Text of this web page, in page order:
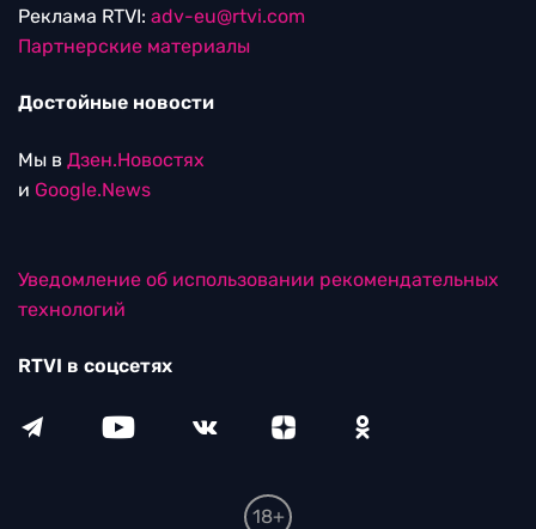
Реклама RTVI: adv-eu@rtvi.com
Партнерские материалы
Достойные новости
Мы в Дзен.Новостях
и Google.News
Уведомление об использовании рекомендательных
технологий
RTVI в соцсетях
18+